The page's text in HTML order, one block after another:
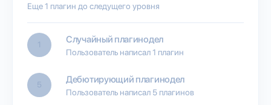
Еще 1 плагин до следущего уровня
1 Случайный плагинодел
Пользователь написал 1 плагин
5 Дебютирующий плагинодел
Пользователь написал 5 плагинов